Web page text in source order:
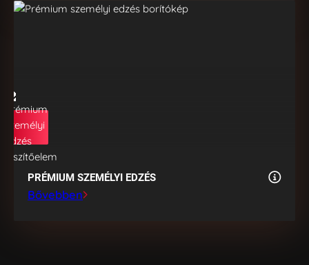
PRÉMIUM SZEMÉLYI EDZÉS
Bővebben